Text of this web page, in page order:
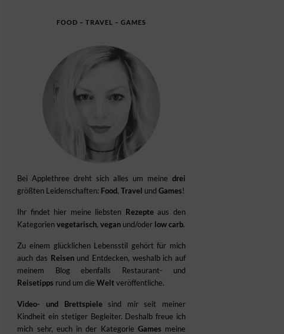
FOOD – TRAVEL – GAMES
Bei Applethree dreht sich alles um meine drei
größten Leidenschaften: Food,Travel undGames!
Ihr findet hier meine liebsten Rezepteaus den
Kategorienvegetarisch,vegan und/oder low carb.
Zu einem glücklichen Lebensstil gehört für mich
auch das Reisenund Entdecken, weshalb ich auf
meinem Blog ebenfalls Restaurant- und
Reisetipps rund um dieWeltveröffentliche.
Video- und Brettspielesind mir seit meiner
Kindheit ein stetiger Begleiter. Deshalb freue ich
mich sehr, euch in der Kategorie Games meine